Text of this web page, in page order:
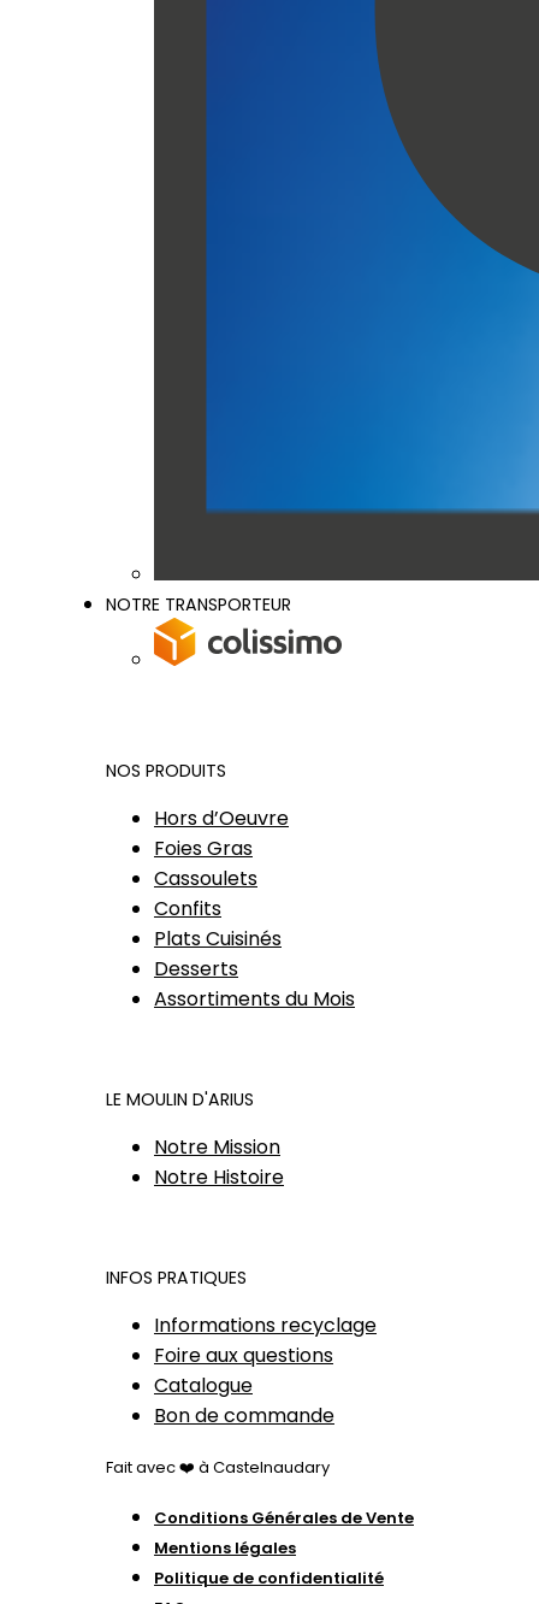
NOTRE TRANSPORTEUR
NOS PRODUITS
Hors d’Oeuvre
Foies Gras
Cassoulets
Confits
Plats Cuisinés
Desserts
Assortiments du Mois
LE MOULIN D'ARIUS
Notre Mission
Notre Histoire
INFOS PRATIQUES
Informations recyclage
Foire aux questions
Catalogue
Bon de commande
Fait avec ❤️ à Castelnaudary
Conditions Générales de Vente
Mentions légales
Politique de confidentialité